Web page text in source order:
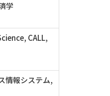
学
CALL,
情報システム,